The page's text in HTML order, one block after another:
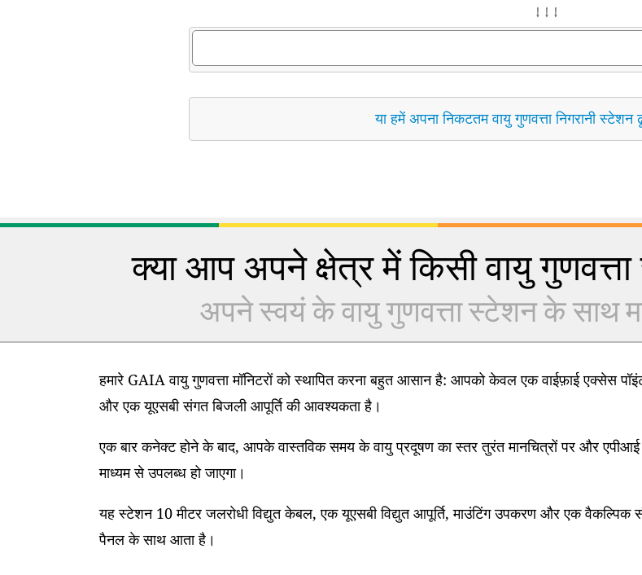
↓ ↓ ↓
या हमें अपना निकटतम वायु गुणवत्ता निगरानी स्टेशन
क्या आप अपने क्षेत्र में किसी वायु
अपने स्वयं के वायु गुणवत्ता स्टेशन के साथ
हमारे GAIA वायु गुणवत्ता मॉनिटरों को स्थापित करना बहुत आसान है: आपको केवल एक वाईफ़ाई एक्सेस
और एक यूएसबी संगत बिजली आपूर्ति की आवश्यकता है।
एक बार कनेक्ट होने के बाद, आपके वास्तविक समय के वायु प्रदूषण का स्तर तुरंत मानचित्रों पर और
माध्यम से उपलब्ध हो जाएगा।
यह स्टेशन 10 मीटर जलरोधी विद्युत केबल, एक यूएसबी विद्युत आपूर्ति, माउंटिंग उपकरण और एक वैकल्पिक
पैनल के साथ आता है।